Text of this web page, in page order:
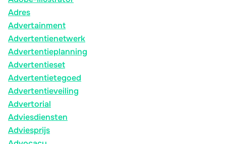
Adres
Advertainment
Advertentienetwerk
Advertentieplanning
Advertentieset
Advertentietegoed
Advertentieveiling
Advertorial
Adviesdiensten
Adviesprijs